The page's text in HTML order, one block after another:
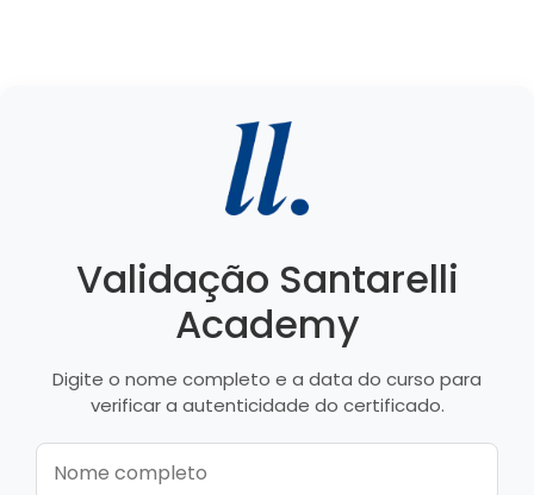
Validação Santarelli
Academy
Digite o nome completo e a data do curso para
verificar a autenticidade do certificado.